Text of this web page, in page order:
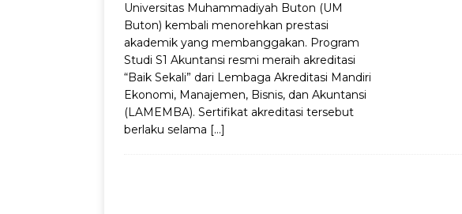
Universitas Muhammadiyah Buton (UM
Buton) kembali menorehkan prestasi
akademik yang membanggakan. Program
Studi S1 Akuntansi resmi meraih akreditasi
“Baik Sekali” dari Lembaga Akreditasi Mandiri
Ekonomi, Manajemen, Bisnis, dan Akuntansi
(LAMEMBA). Sertifikat akreditasi tersebut
berlaku selama […]